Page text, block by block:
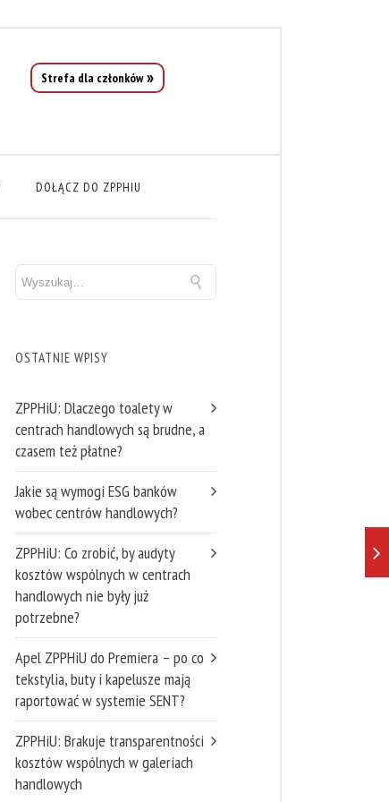
Strefa dla członków
DOŁĄCZ DO ZPPHIU
OSTATNIE WPISY
ZPPHiU: Dlaczego toalety w
centrach handlowych są brudne, a
czasem też płatne?
Jakie są wymogi ESG banków
wobec centrów handlowych?
ZPPHiU: Co zrobić, by audyty
kosztów wspólnych w centrach
handlowych nie były już
potrzebne?
Apel ZPPHiU do Premiera – po co
tekstylia, buty i kapelusze mają
raportować w systemie SENT?
ZPPHiU: Brakuje transparentności
kosztów wspólnych w galeriach
handlowych